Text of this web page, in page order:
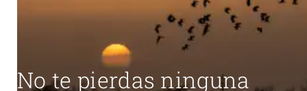
No te pierdas ninguna